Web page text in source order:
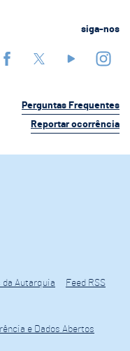
siga-nos
Perguntas Frequentes
Reportar ocorrência
da Autarquia Feed RSS
e Dados Abertos